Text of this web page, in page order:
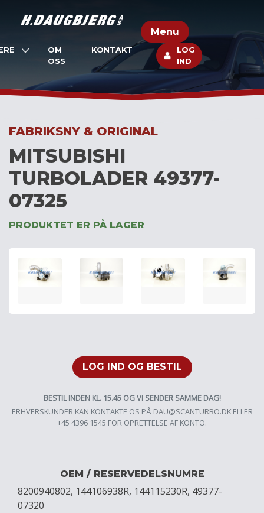
Menu
OM
OSS
KONTAKT
LOG
IND
FABRIKSNY & ORIGINAL
MITSUBISHI
TURBOLADER 49377-
07325
PRODUKTET ER PÅ LAGER
LOG IND OG BESTIL
BESTIL INDEN KL. 15.45 OG VI SENDER SAMME DAG!
ERHVERSKUNDER KAN KONTAKTE OS PÅ DAU@SCANTURBO.DKELLER
+45 4396 1545 FOR OPRETTELSE AF KONTO.
OEM / RESERVEDELSNUMRE
8200940802, 144106938R, 144115230R, 49377-
07320